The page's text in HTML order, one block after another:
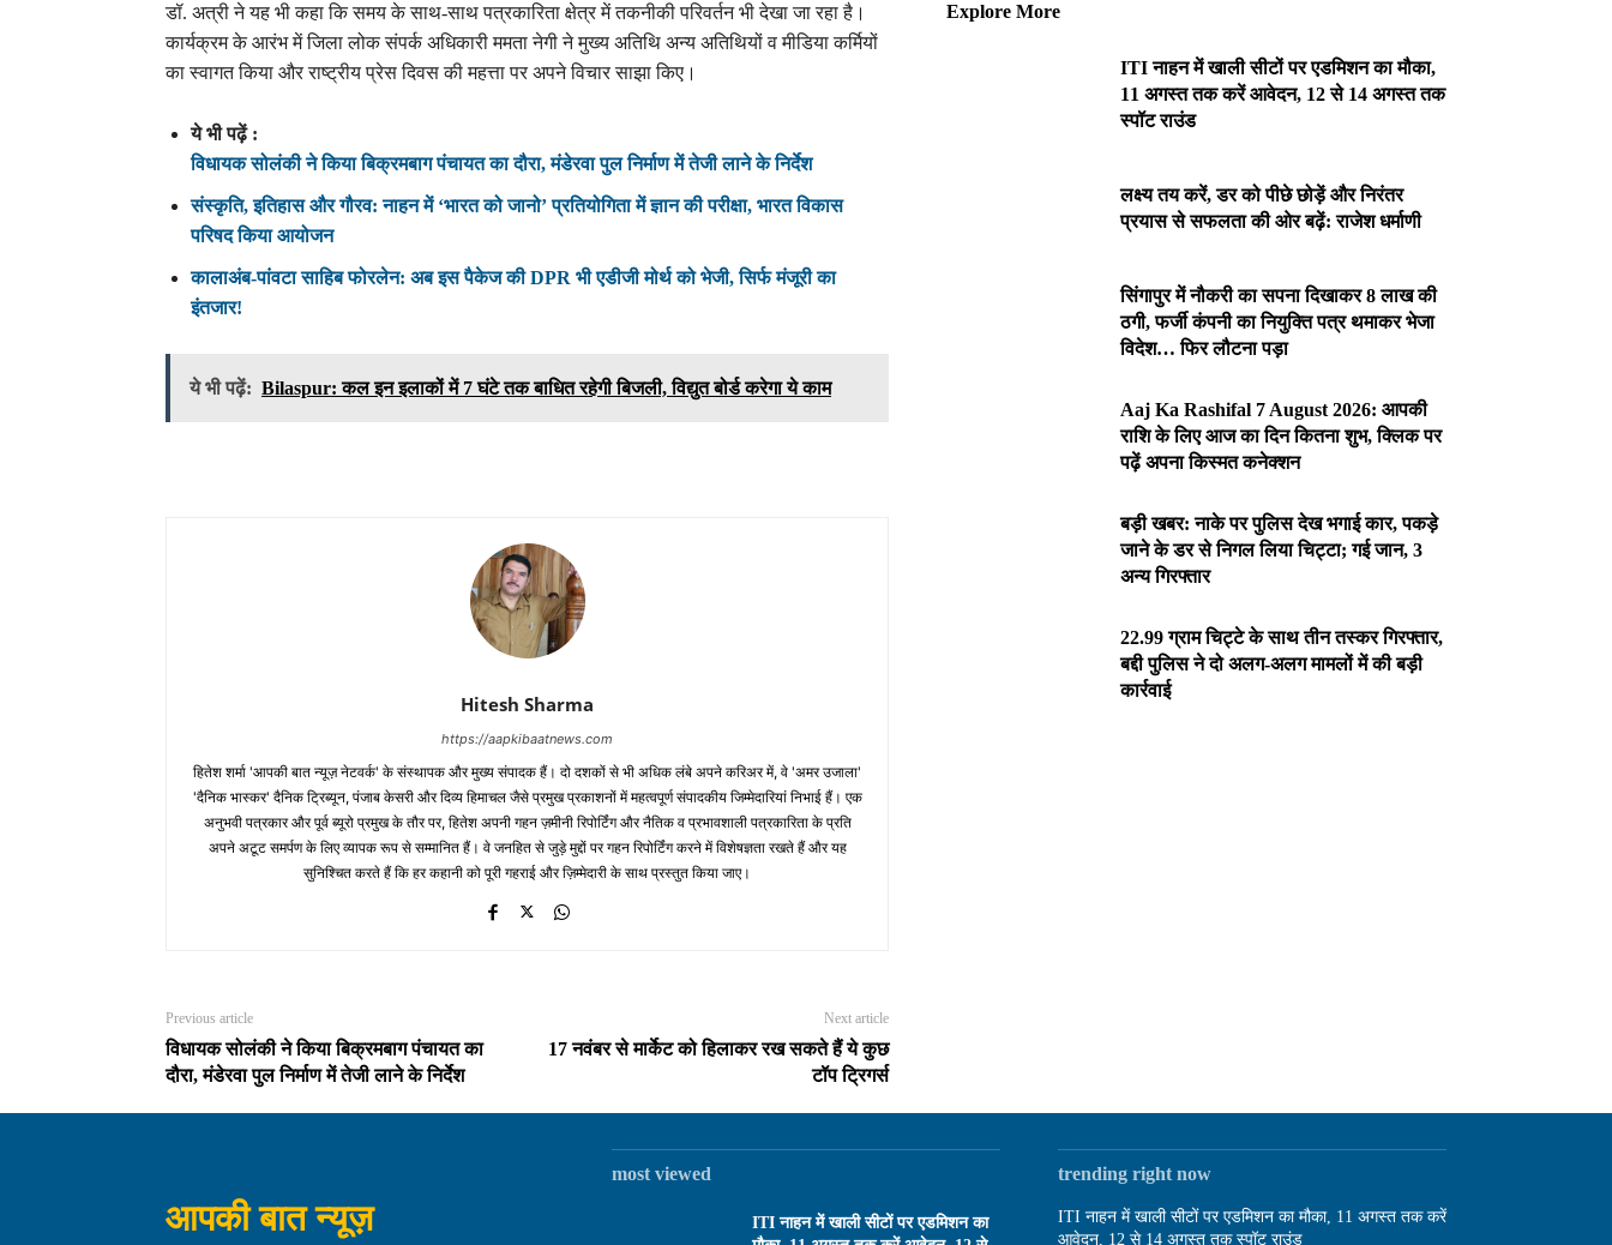
डॉ. अत्री ने यह भी कहा कि समय के साथ-साथ पत्रकारिता क्षेत्र में तकनीकी परिवर्तन भी देखा जा रहा है।
कार्यक्रम के आरंभ में जिला लोक संपर्क अधिकारी ममता नेगी ने मुख्य अतिथि अन्य अतिथियों व मीडिया कर्मियों
का स्वागत किया और राष्ट्रीय प्रेस दिवस की महत्ता पर अपने विचार साझा किए।
ये भी पढ़ें :
विधायक सोलंकी ने किया बिक्रमबाग पंचायत का दौरा, मंडेरवा पुल निर्माण में तेजी लाने के निर्देश
संस्कृति, इतिहास और गौरव: नाहन में ‘भारत को जानो’ प्रतियोगिता में ज्ञान की परीक्षा, भारत विकास
परिषद किया आयोजन
कालाअंब-पांवटा साहिब फोरलेन: अब इस पैकेज की DPR भी एडीजी मोर्थ को भेजी, सिर्फ मंजूरी का
इंतजार!
ये भी पढ़ें: Bilaspur: कल इन इलाकों में 7 घंटे तक बाधित रहेगी बिजली, विद्युत बोर्ड करेगा ये काम
Hitesh Sharma
https://aapkibaatnews.com
हितेश शर्मा 'आपकी बात न्यूज़ नेटवर्क' के संस्थापक और मुख्य संपादक हैं। दो दशकों से भी अधिक लंबे अपने करिअर में, वे 'अमर उजाला'
'दैनिक भास्कर' दैनिक ट्रिब्यून, पंजाब केसरी और दिव्य हिमाचल जैसे प्रमुख प्रकाशनों में महत्वपूर्ण संपादकीय जिम्मेदारियां निभाई हैं। एक
अनुभवी पत्रकार और पूर्व ब्यूरो प्रमुख के तौर पर, हितेश अपनी गहन ज़मीनी रिपोर्टिंग और नैतिक व प्रभावशाली पत्रकारिता के प्रति
अपने अटूट समर्पण के लिए व्यापक रूप से सम्मानित हैं। वे जनहित से जुड़े मुद्दों पर गहन रिपोर्टिंग करने में विशेषज्ञता रखते हैं और यह
सुनिश्चित करते हैं कि हर कहानी को पूरी गहराई और ज़िम्मेदारी के साथ प्रस्तुत किया जाए।
Previous article
विधायक सोलंकी ने किया बिक्रमबाग पंचायत का
दौरा, मंडेरवा पुल निर्माण में तेजी लाने के निर्देश
Next article
17 नवंबर से मार्केट को हिलाकर रख सकते हैं ये कुछ
टॉप ट्रिगर्स
Explore More
ITI नाहन में खाली सीटों पर एडमिशन का मौका,
11 अगस्त तक करें आवेदन, 12 से 14 अगस्त तक
स्पॉट राउंड
लक्ष्य तय करें, डर को पीछे छोड़ें और निरंतर
प्रयास से सफलता की ओर बढ़ें: राजेश धर्माणी
सिंगापुर में नौकरी का सपना दिखाकर 8 लाख की
ठगी, फर्जी कंपनी का नियुक्ति पत्र थमाकर भेजा
विदेश… फिर लौटना पड़ा
Aaj Ka Rashifal 7 August 2026: आपकी
राशि के लिए आज का दिन कितना शुभ, क्लिक पर
पढ़ें अपना किस्मत कनेक्शन
बड़ी खबर: नाके पर पुलिस देख भगाई कार, पकड़े
जाने के डर से निगल लिया चिट्टा; गई जान, 3
अन्य गिरफ्तार
22.99 ग्राम चिट्टे के साथ तीन तस्कर गिरफ्तार,
बद्दी पुलिस ने दो अलग-अलग मामलों में की बड़ी
कार्रवाई
आपकी बात न्यूज़
most viewed
ITI नाहन में खाली सीटों पर एडमिशन का
trending right now
ITI नाहन में खाली सीटों पर एडमिशन का मौका, 11 अगस्त तक करें
आवेदन, 12 से 14 अगस्त तक स्पॉट राउंड